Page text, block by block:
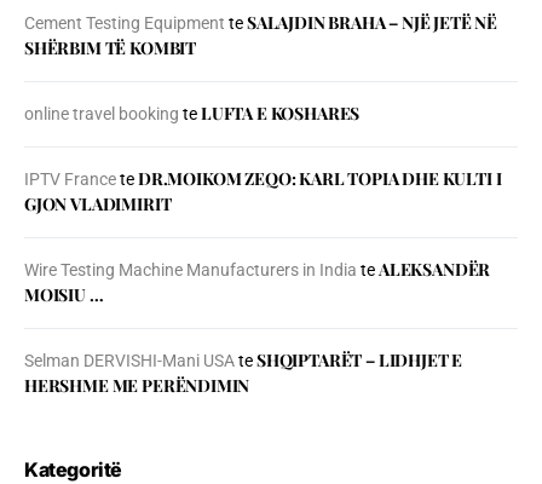
Cement Testing Equipment teSALAJDIN BRAHA – NJЁ JETЁ NЁ
SHЁRBIM TЁ KOMBIT
online travel booking teLUFTA E KOSHARES
IPTV FranceteDR.MOIKOM ZEQO: KARL TOPIA DHE KULTI I
GJON VLADIMIRIT
Wire Testing Machine Manufacturers in India teALEKSANDËR
MOISIU …
Selman DERVISHI-Mani USAteSHQIPTARËT – LIDHJET E
HERSHME ME PERËNDIMIN
Kategoritë